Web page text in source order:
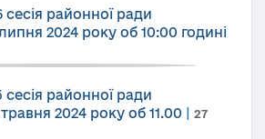
сесія районної ради
2024 року об 10:00 годині
сесія районної ради
2024 року об 11.00
27